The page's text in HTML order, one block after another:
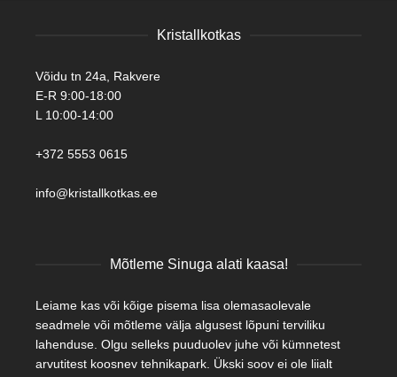
Kristallkotkas
Võidu tn 24a, Rakvere
E-R 9:00-18:00
L 10:00-14:00
+372 5553 0615
info@kristallkotkas.ee
Mõtleme Sinuga alati kaasa!
Leiame kas või kõige pisema lisa olemasaolevale
seadmele või mõtleme välja algusest lõpuni terviliku
lahenduse. Olgu selleks puuduolev juhe või kümnetest
arvutitest koosnev tehnikapark. Ükski soov ei ole liialt